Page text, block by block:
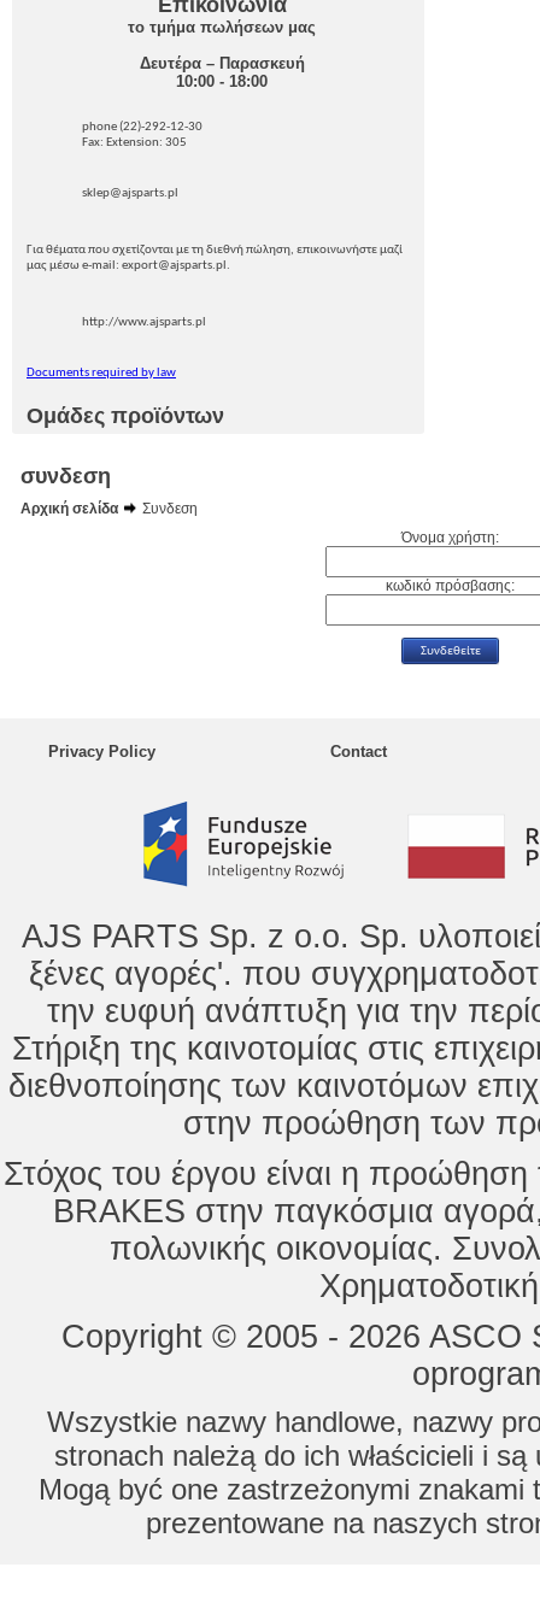
Επικοινωνία
το τμήμα πωλήσεων μας
Δευτέρα – Παρασκευή
10:00 - 18:00
phone (22)-292-12-30
Fax: Extension: 305
sklep@ajsparts.pl
Για θέματα που σχετίζονται με τη διεθνή πώληση, επικοινωνήστε μαζί
μας μέσω e-mail: export@ajsparts.pl.
http://www.ajsparts.pl
Documents required by law
Ομάδες προϊόντων
συνδεση
Αρχική σελίδα
Συνδεση
Όνομα χρήστη:
κωδικό πρόσβασης:
Privacy Policy Contact
AJS PARTS Sp. z o.o. Sp.
ξένες αγορές'. που
την ευφυή ανάπτυξη για την
Στήριξη της καινοτομίας στις
διεθνοποίησης των καινοτόμων
στην προώθηση των
Στόχος του έργου είναι η
BRAKES στην παγκόσμια
πολωνικής οικονομίας.
Copyright © 2005 - 2026
Wszystkie nazwy handlowe, nazwy
stronach należą do ich właścicieli i
Mogą być one zastrzeżonymi znakami
prezentowane na naszych